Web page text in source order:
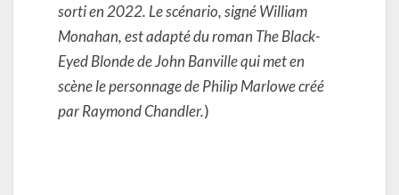
sorti en 2022. Le scénario, signé William
Monahan, est adapté du roman The Black-
Eyed Blonde de John Banville qui met en
scène le personnage de Philip Marlowe créé
par Raymond Chandler.)